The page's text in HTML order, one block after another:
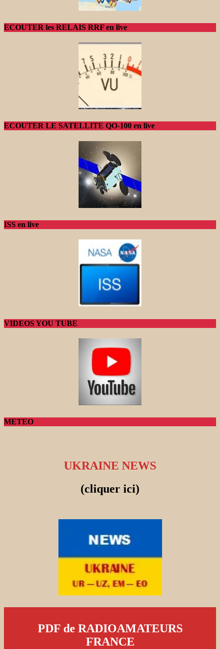
ECOUTER les RELAIS RRF en live
ECOUTER LE SATELLITE QO-100 en live
ISS en live
VIDEOS YOU TUBE
METEO
UKRAINE NEWS
(cliquer ici)
PDF de RADIOAMATEURS
FRANCE